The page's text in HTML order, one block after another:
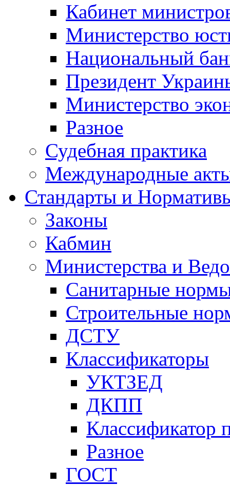
Кабинет
Министерство
Национальный
Президент
Министерство
Разное
Судебная практика
Международные
Стандарты и
Законы
Кабмин
Министерства и
Санитарные
Строительные
ДСТУ
Классификаторы
УКТЗЕД
ДКПП
Классификатор
Разное
ГОСТ